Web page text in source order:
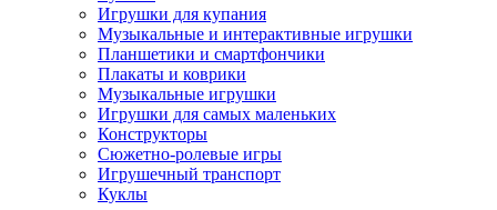
Игрушки для купания
Музыкальные и интерактивные игрушки
Планшетики и смартфончики
Плакаты и коврики
Музыкальные игрушки
Игрушки для самых маленьких
Конструкторы
Сюжетно-ролевые игры
Игрушечный транспорт
Куклы